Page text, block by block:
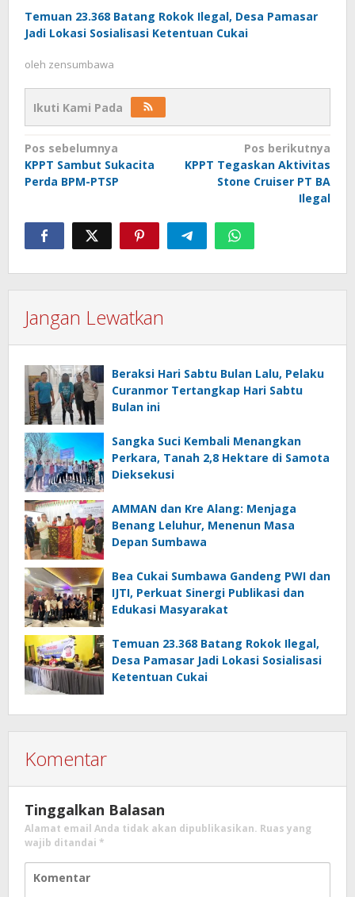
Temuan 23.368 Batang Rokok Ilegal, Desa Pamasar
Jadi Lokasi Sosialisasi Ketentuan Cukai
oleh zensumbawa
Ikuti Kami Pada
Navigasi
pos
Pos sebelumnya
KPPT Sambut Sukacita
Perda BPM-PTSP
Pos berikutnya
KPPT Tegaskan Aktivitas
Stone Cruiser PT BA
Ilegal
Jangan Lewatkan
Beraksi Hari Sabtu Bulan Lalu, Pelaku
Curanmor Tertangkap Hari Sabtu
Bulan ini
Sangka Suci Kembali Menangkan
Perkara, Tanah 2,8 Hektare di Samota
Dieksekusi
AMMAN dan Kre Alang: Menjaga
Benang Leluhur, Menenun Masa
Depan Sumbawa
Bea Cukai Sumbawa Gandeng PWI dan
IJTI, Perkuat Sinergi Publikasi dan
Edukasi Masyarakat
Temuan 23.368 Batang Rokok Ilegal,
Desa Pamasar Jadi Lokasi Sosialisasi
Ketentuan Cukai
Komentar
Tinggalkan Balasan
Alamat email Anda tidak akan dipublikasikan. Ruas yang
wajib ditandai *